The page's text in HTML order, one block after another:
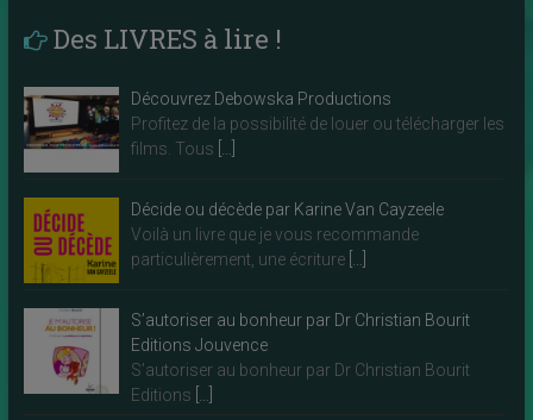
Des LIVRES à lire !
Découvrez Debowska Productions
Profitez de la possibilité de louer ou télécharger les
films. Tous
Décide ou décède par Karine Van Cayzeele
Voilà un livre que je vous recommande
particulièrement, une écriture
S’autoriser au bonheur par Dr Christian Bourit
Editions Jouvence
S’autoriser au bonheur par Dr Christian Bourit
Editions